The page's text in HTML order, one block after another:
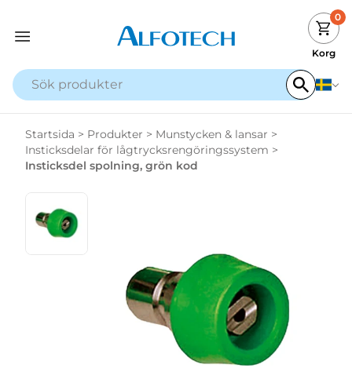
0
Korg
Startsida > Produkter > Munstycken & lansar >
Insticksdelar för lågtrycksrengöringssystem >
Insticksdel spolning, grön kod